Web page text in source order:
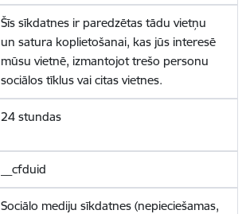
Šīs sīkdatnes ir paredzētas tādu vietņu
un satura koplietošanai, kas jūs interesē
mūsu vietnē, izmantojot trešo personu
sociālos tīklus vai citas vietnes.
24 stundas
__cfduid
Sociālo mediju sīkdatnes (nepieciešamas,